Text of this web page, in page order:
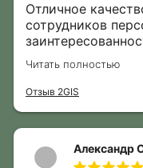
Отличное
сотрудников
Моментально
вопросы в
спасибо.
Читать полностью
Отзыв 2GIS
Александр